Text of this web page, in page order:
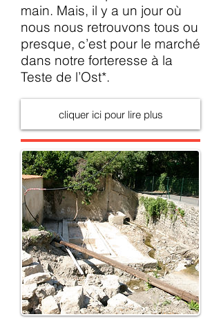
main. Mais, il y a un jour où
nous nous retrouvons tous ou
presque, c’est pour le marché
dans notre forteresse à la
Teste de l’Ost*.
cliquer ici pour lire plus